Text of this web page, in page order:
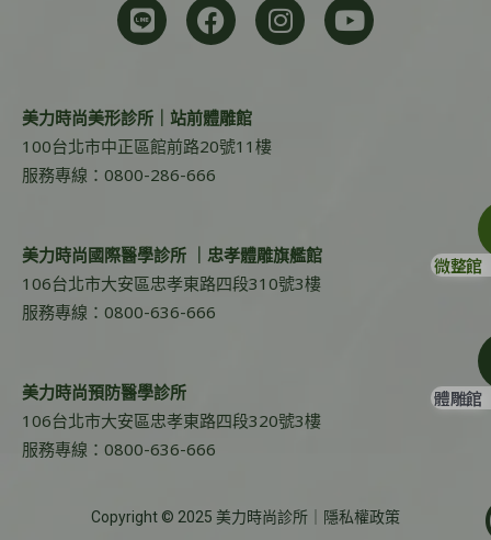
美力時尚美形診所｜站前體雕館
100台北市中正區館前路20號11樓
服務專線：0800-286-666
美力時尚國際醫學診所 ｜忠孝體雕旗艦館
106台北市大安區忠孝東路四段310號3樓
服務專線：0800-636-666
美力時尚預防醫學診所
106台北市大安區忠孝東路四段320號3樓
服務專線：0800-636-666
Copyright © 2025 美力時尚診所｜ 隱私權政策
微整館
體雕館